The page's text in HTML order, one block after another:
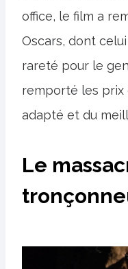
office, le film a
Oscars, dont
rareté pour le
remporté les prix
adapté et du
Le